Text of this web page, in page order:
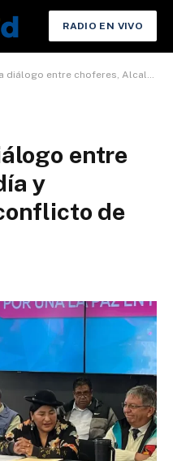
RADIO EN VIVO
choferes, Alcaldía y concejales por conflicto de pasajes
entre
y
de